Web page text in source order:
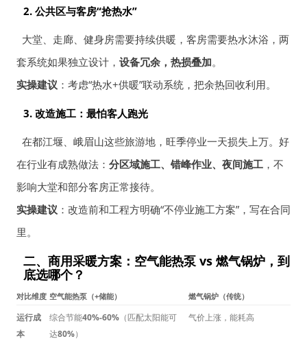
2. 公共区与客房“抢热水”
大堂、走廊、健身房需要持续供暖，客房需要热水沐浴，两
套系统如果独立设计， 设备冗余，热损叠加。
实操建议 ：考虑“热水+供暖”联动系统，把余热回收利用。
3. 改造施工：最怕客人跑光
在都江堰、峨眉山这些旅游地，旺季停业一天损失上万。好
在行业有成熟做法： 分区域施工、错峰作业、夜间施工 ，不
影响大堂和部分客房正常接待。
实操建议 ：改造前和工程方明确“不停业施工方案”，写在合同
里。
二、商用采暖方案：空气能热泵 vs 燃气锅炉，到
底选哪个？
对比维度 空气能热泵（+储能） 燃气锅炉（传统）
运行成
本
综合节能40%-60% （匹配太阳能可
达80%）
气价上涨，能耗高